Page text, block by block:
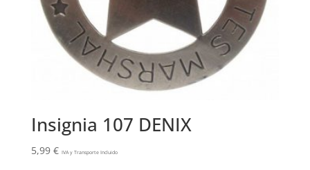
Insignia 107 DENIX
5,99 € IVA y Transporte Incluido